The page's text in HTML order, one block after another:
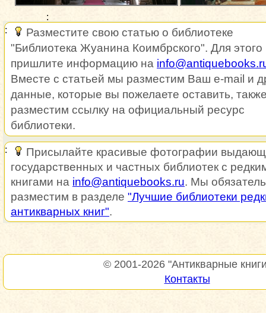
Разместите свою статью о библиотеке
"Библиотека Жуанина Коимбрского". Для этого
пришлите информацию на
Вместе с статьей мы разместим Ваш e-mail и
данные, которые вы пожелаете оставить,
разместим ссылку на официальный ресурс
библиотеки.
Присылайте красивые фотографии
государственных и частных библиотек с
книгами на info@antiquebooks.ru. Мы
разместим в разделе "Лучшие библиотеки
антикварных книг".
© 2001-2026 "Антикварные
Контакты